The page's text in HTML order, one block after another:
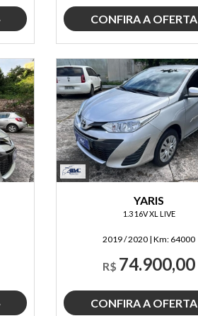
CONFIRA A OFERTA
YARIS
1.3 16V XL LIVE
2019 / 2020 |Km: 64000
R$ 74.900,00
CONFIRA A OFERTA